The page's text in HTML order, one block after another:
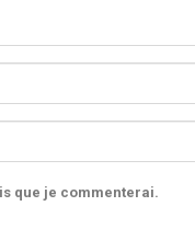
que je commenterai.